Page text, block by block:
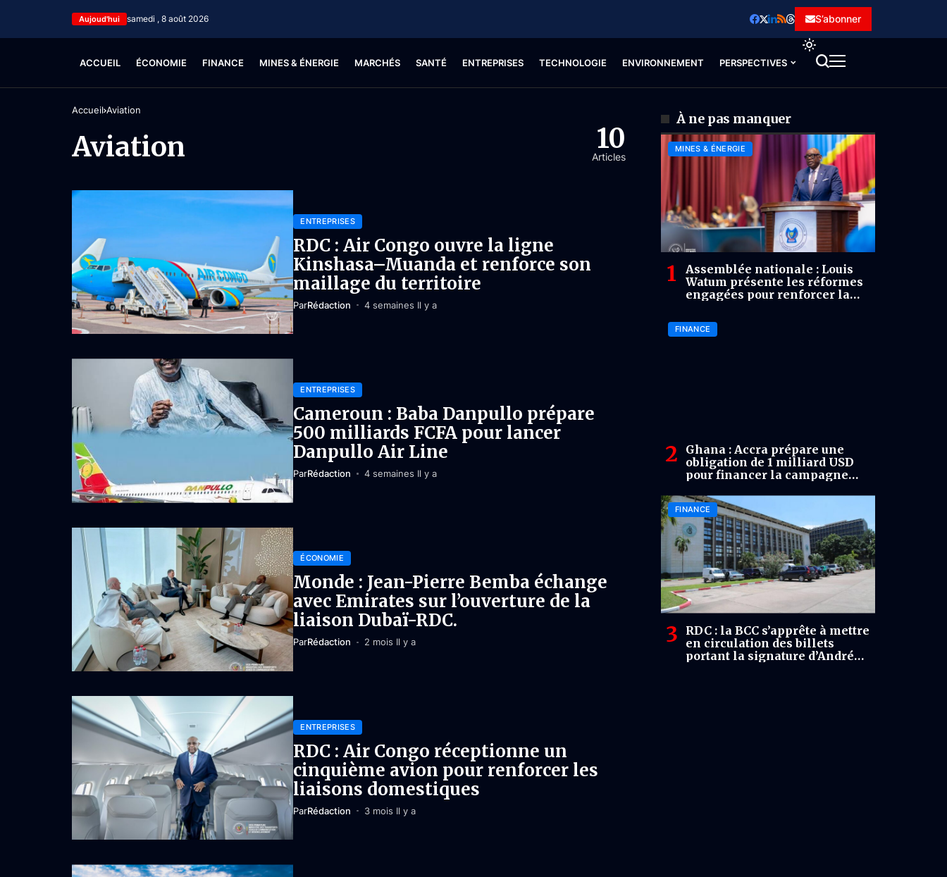
Aujoud'hui samedi , 8 août 2026 S’abonner
ACCUEIL ÉCONOMIE FINANCE MINES & ÉNERGIE MARCHÉS SANTÉ ENTREPRISES TECHNOLOGIE ENVIRONNEMENT PERSPECTIVES
Accueil Aviation
Aviation 10
Articles
ENTREPRISES
RDC : Air Congo ouvre la ligne
Kinshasa–Muanda et renforce son
maillage du territoire
ParRédaction 4 semaines Il y a
ENTREPRISES
Cameroun : Baba Danpullo prépare
500 milliards FCFA pour lancer
Danpullo Air Line
ParRédaction 4 semaines Il y a
ÉCONOMIE
Monde : Jean-Pierre Bemba échange
avec Emirates sur l’ouverture de la
liaison Dubaï-RDC.
ParRédaction 2 mois Il y a
ENTREPRISES
RDC : Air Congo réceptionne un
cinquième avion pour renforcer les
liaisons domestiques
ParRédaction 3 mois Il y a
À ne pas manquer
MINES & ÉNERGIE
Assemblée nationale : Louis
Watum présente les réformes
engagées pour renforcer la
FINANCE
Ghana : Accra prépare une
obligation de 1 milliard USD
pour financer la campagne
FINANCE
RDC : la BCC s’apprête à mettre
en circulation des billets
portant la signature d’André